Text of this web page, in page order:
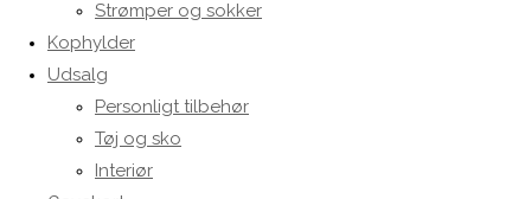
Strømper og sokker
Kophylder
Udsalg
Personligt tilbehør
Tøj og sko
Interiør